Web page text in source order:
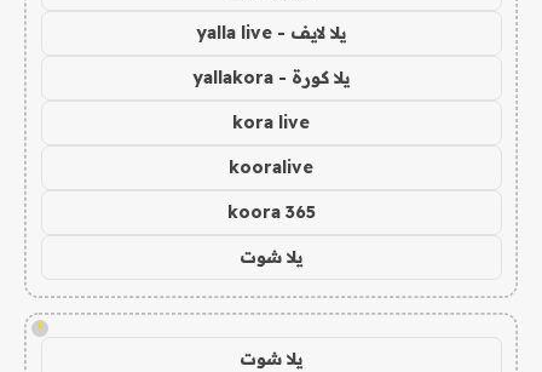
يلا لايف - yalla live
يلا كورة - yallakora
kora live
kooralive
koora 365
يلا شوت
!
يلا شوت